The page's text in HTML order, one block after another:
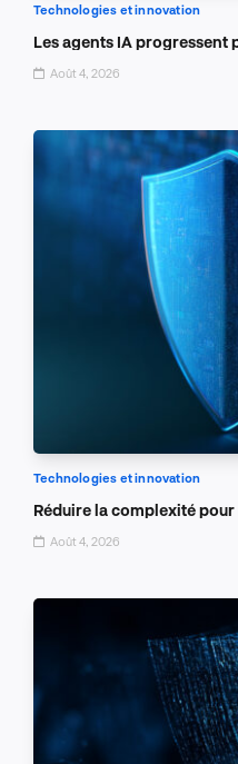
Technologies et innovation
Les agents IA progressent
Août 4, 2026
Technologies et innovation
Réduire la complexité pour
Août 4, 2026